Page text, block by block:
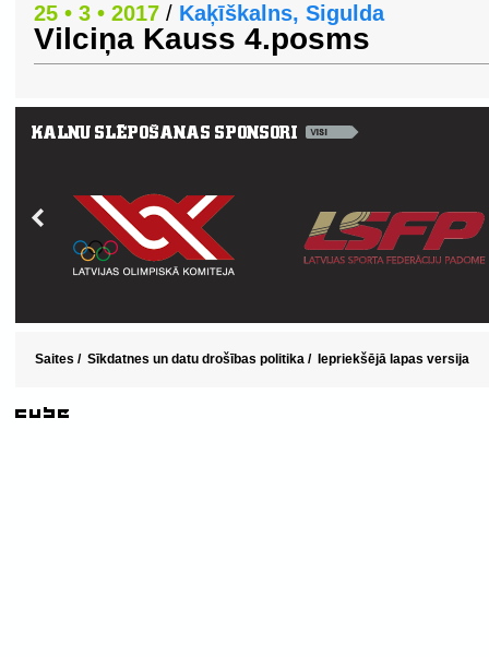
25 • 3 • 2017 / Kaķīškalns, Sigulda
Vilciņa Kauss 4.posms
Saites / Sīkdatnes un datu drošības politika / Iepriekšējā lapas versija